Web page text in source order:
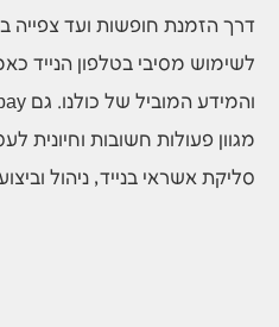
דרך הזמנת חופשות ועד צפייה
לשימוש מסיבי בטלפון הנייד
מגוון פעולות חשובות וחיונית
סליקת אשראי בנייד, ניהול